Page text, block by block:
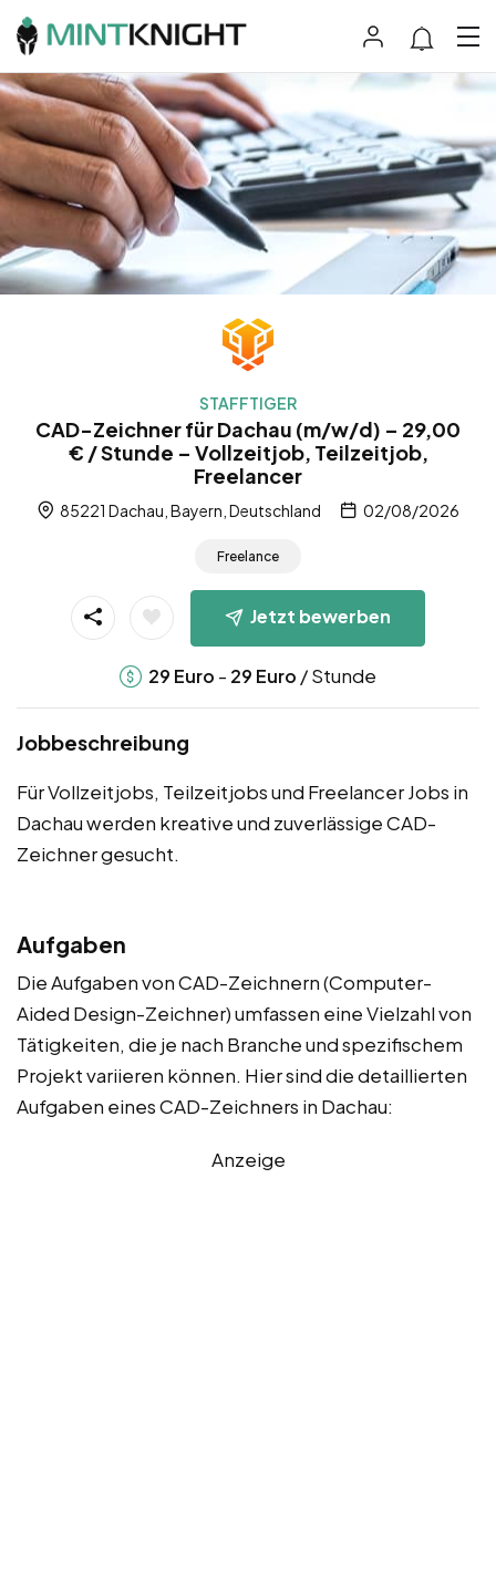
STAFFTIGER
CAD-Zeichner für Dachau (m/w/d) – 29,00
€ / Stunde – Vollzeitjob, Teilzeitjob,
Freelancer
85221 Dachau, Bayern, Deutschland 02/08/2026
Freelance
Jetzt bewerben
29 Euro - 29 Euro / Stunde
Jobbeschreibung
Für Vollzeitjobs, Teilzeitjobs und Freelancer Jobs in
Dachau werden kreative und zuverlässige CAD-
Zeichner gesucht.
Aufgaben
Die Aufgaben von CAD-Zeichnern (Computer-
Aided Design-Zeichner) umfassen eine Vielzahl von
Tätigkeiten, die je nach Branche und spezifischem
Projekt variieren können. Hier sind die detaillierten
Aufgaben eines CAD-Zeichners in Dachau:
Anzeige